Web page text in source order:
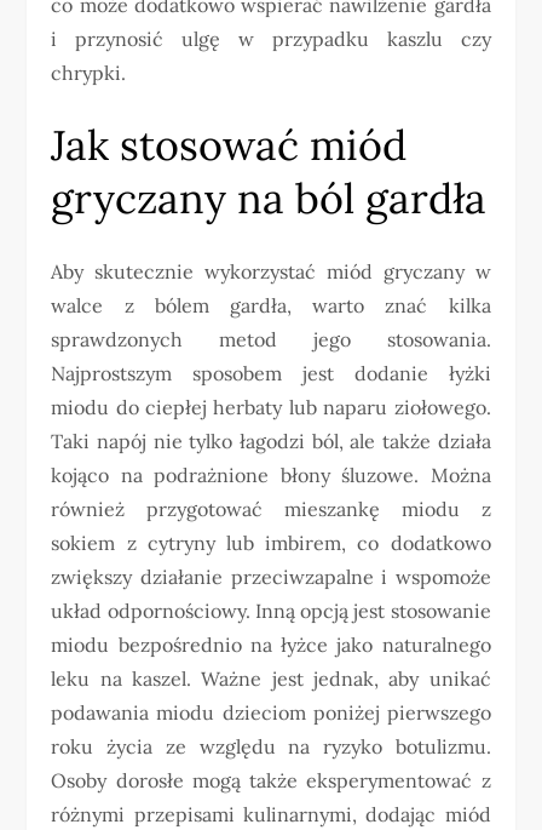
i przynosić ulgę w przypadku kaszlu czy
chrypki.
Jak stosować miód
gryczany na ból gardła
Aby skutecznie wykorzystać miód gryczany w
walce z bólem gardła, warto znać kilka
sprawdzonych metod jego stosowania.
Najprostszym sposobem jest dodanie łyżki
miodu do ciepłej herbaty lub naparu ziołowego.
Taki napój nie tylko łagodzi ból, ale także działa
kojąco na podrażnione błony śluzowe. Można
również przygotować mieszankę miodu z
sokiem z cytryny lub imbirem, co dodatkowo
zwiększy działanie przeciwzapalne i wspomoże
układ odpornościowy. Inną opcją jest stosowanie
miodu bezpośrednio na łyżce jako naturalnego
leku na kaszel. Ważne jest jednak, aby unikać
podawania miodu dzieciom poniżej pierwszego
roku życia ze względu na ryzyko botulizmu.
Osoby dorosłe mogą także eksperymentować z
różnymi przepisami kulinarnymi, dodając miód